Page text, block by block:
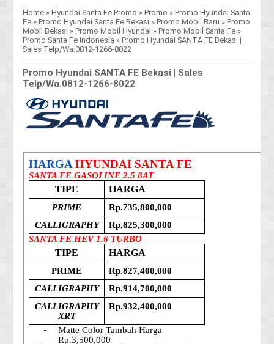
Home »Hyundai Santa Fe Promo »Promo »Promo Hyundai Santa
Fe »Promo Hyundai Santa Fe Bekasi »Promo Mobil Baru »Promo
Mobil Bekasi »Promo Mobil Hyundai »Promo Mobil Santa Fe »
Promo Santa Fe Indonesia »Promo Hyundai SANTA FE Bekasi |
Sales Telp/Wa.0812-1266-8022
Promo Hyundai SANTA FE Bekasi | Sales
Telp/Wa.0812-1266-8022